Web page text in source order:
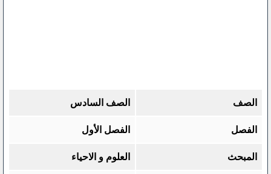
الصف الصف السادس
الفصل الفصل الأول
المبحث العلوم و الاحياء